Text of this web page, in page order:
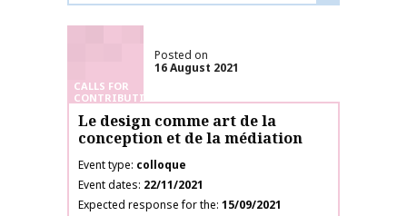
CALLS FOR
CONTRIBUTIONS
Posted on
16 August 2021
Le design comme art de la
conception et de la médiation
Event type colloque
Event dates 22/11/2021
Expected response for the 15/09/2021